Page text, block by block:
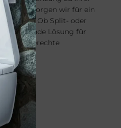
sorgen wir für ein
Ob Split- oder
passende Lösung für
fachgerechte